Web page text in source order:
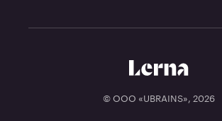
© ООО «UBRAINS», 2026